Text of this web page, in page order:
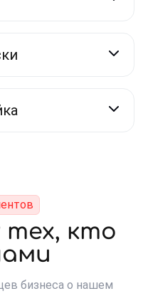
тех, кто
бизнеса о нашем